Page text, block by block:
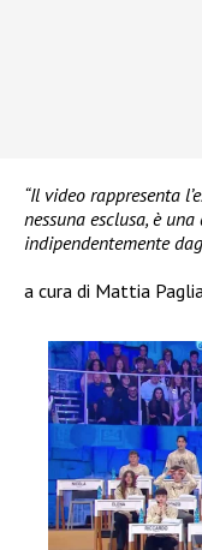
“Il video rappresenta
nessuna esclusa, è
indipendentemente
a cura di Mattia